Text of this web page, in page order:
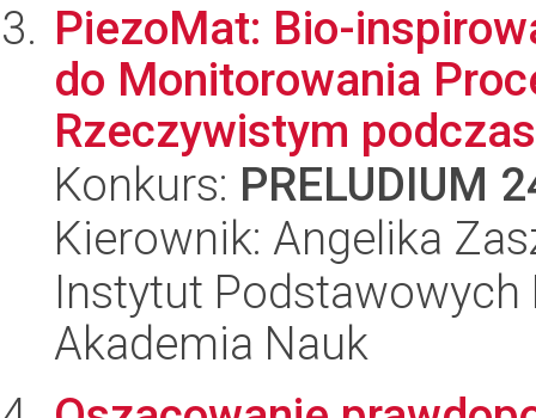
PiezoMat: Bio-
do Monitorowania
Rzeczywistym
Konkurs: PRELUDIUM
Kierownik: Angelika
Instytut
Akademia Nauk